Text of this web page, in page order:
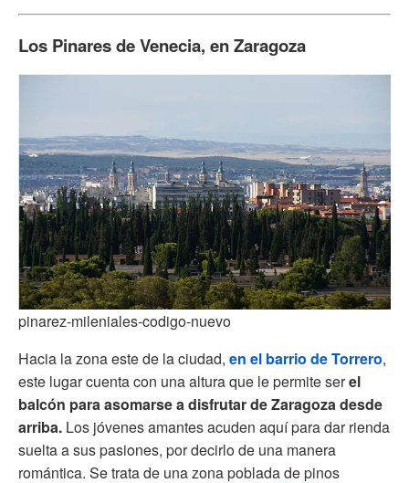
Los Pinares de Venecia, en Zaragoza
pinarez-mileniales-codigo-nuevo
Hacia la zona este de la ciudad, en el barrio de Torrero,
este lugar cuenta con una altura que le permite serel
balcón para asomarse a disfrutar de Zaragoza desde
arriba. Los jóvenes amantes acuden aquí para dar rienda
suelta a sus pasiones, por decirlo de una manera
romántica. Se trata de una zona poblada de pinos